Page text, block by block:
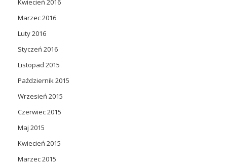
Kwiecień 2016
Marzec 2016
Luty 2016
Styczeń 2016
Listopad 2015
Październik 2015
Wrzesień 2015
Czerwiec 2015
Maj 2015
Kwiecień 2015
Marzec 2015